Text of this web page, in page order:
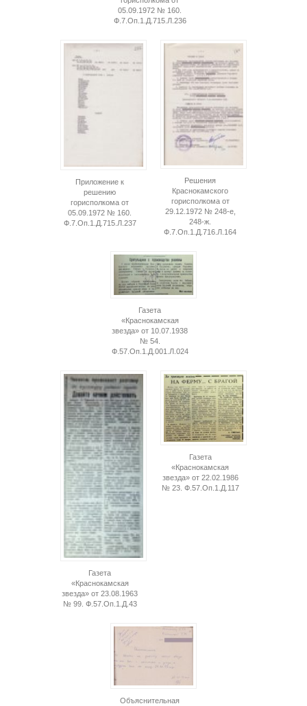
05.09.1972 № 160.
Ф.7.Оп.1.Д.715.Л.236
Приложение к
решению
горисполкома от
05.09.1972 № 160.
Ф.7.Оп.1.Д.715.Л.237
Решения
Краснокамского
горисполкома от
29.12.1972 № 248-е,
248-ж.
Ф.7.Оп.1.Д.716.Л.164
Газета
«Краснокамская
звезда» от 10.07.1938
№ 54.
Ф.57.Оп.1.Д.001.Л.024
Газета
«Краснокамская
звезда» от 23.08.1963
№ 99. Ф.57.Оп.1.Д.43
Газета
«Краснокамская
звезда» от 22.02.1986
№ 23. Ф.57.Оп.1.Д.117
Объяснительная